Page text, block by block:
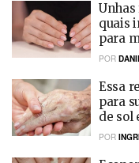
quais
para
POR
Essa
para
de sol
POR